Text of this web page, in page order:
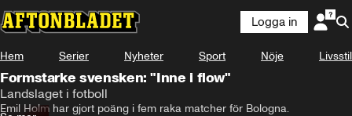
Logga in
Hem Serier Nyheter Sport Nöje Livsstil
Formstarke svensken: "Inne i flow"
Landslaget i fotboll
Emil Holm har gjort poäng i fem raka matcher för Bologna.